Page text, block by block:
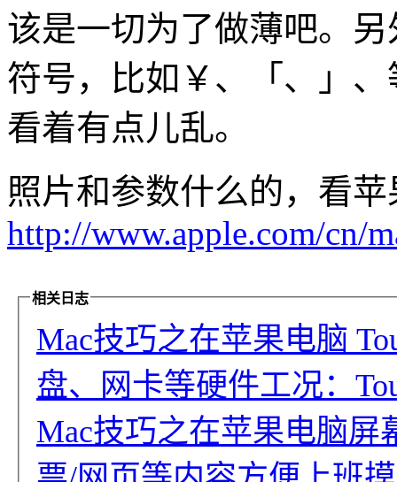
该是一切为了做薄吧。
符号，比如￥、「、」
看着有点儿乱。
照片和参数什么的，看
http://www.apple.com/cn/
相关日志
Mac技巧之在苹果电脑
盘、网卡等硬件工况：
Mac技巧之在苹果电脑屏